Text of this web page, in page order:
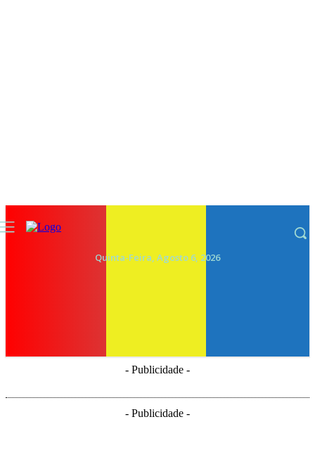
Quinta-Feira, Agosto 6, 2026
- Publicidade -
- Publicidade -